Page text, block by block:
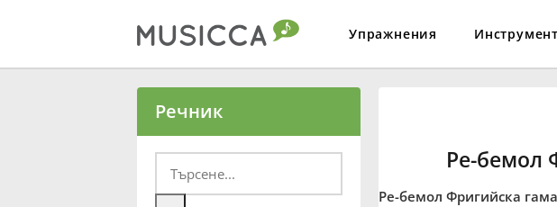
Упражнения
Български
Речник
Ре-бемол
Ре-бемол Фригийска гама